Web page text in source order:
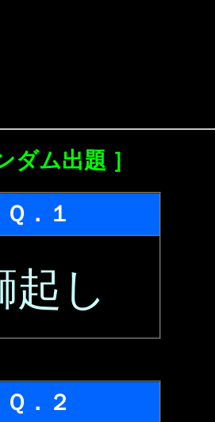
ダム出題 ］
Ｑ．１
起し
Ｑ．２